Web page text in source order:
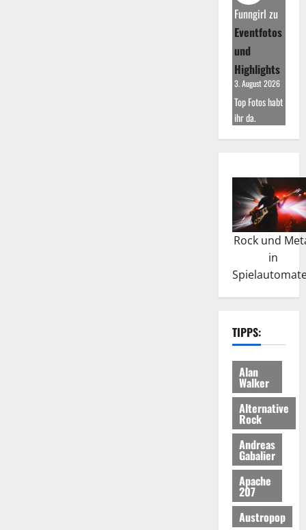
Funngirl zu
Eventfotos
und
Highlights
3. August 2026
Top Fotos habt
ihr da.
Rock und
in
TIPPS:
Alan
Walker
Alternative
Rock
Andreas
Gabalier
Apache
207
Austropop